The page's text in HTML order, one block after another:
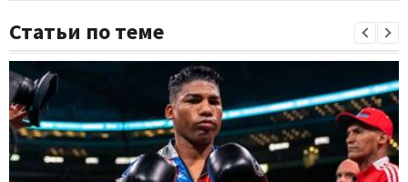
Статьи по теме